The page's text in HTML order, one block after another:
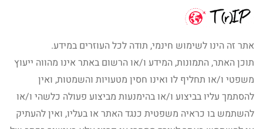
אתר זה הינו לשימוש חינמי, תודה לכל העוזרים במידע.
תוכן האתר, התמונות, המידע ו/או הרשום באתר אינו מהווה ייעוץ
משפטי ו/או תחליף לו ואינו חסין מטעויות והשמטות, ואין
להסתמך עליו בביצוע ו/או בהימנעות מביצוע פעולה כלשהי ו/או
להשתמש בו כראיה משפטית כנגד האתר או בעליו, ואין להעתיק